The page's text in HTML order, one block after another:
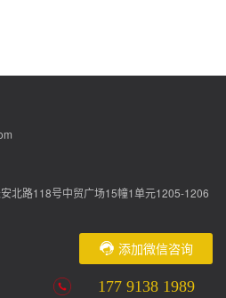
北路118号中贸广场15幢1单元1205-1206
添加微信咨询
177 9138 1989